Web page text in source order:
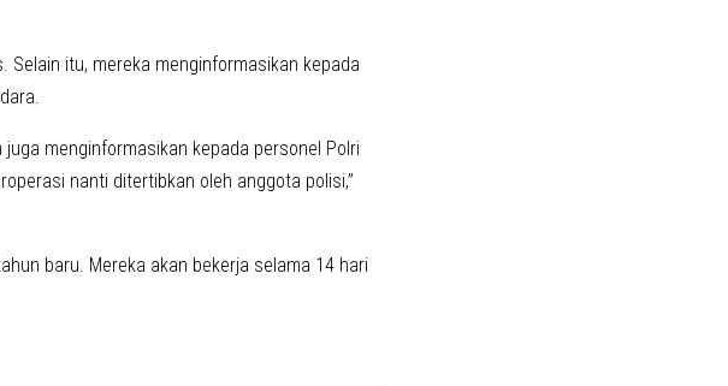
itu, mereka menginformasikan kepada
menginformasikan kepada personel Polri
nanti ditertibkan oleh anggota polisi,”
baru. Mereka akan bekerja selama 14 hari